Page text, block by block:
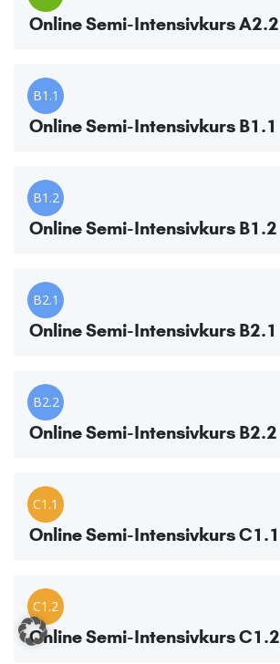
Online Semi-Intensivkurs A2.2
B1.1
Online Semi-Intensivkurs B1.1
B1.2
Online Semi-Intensivkurs B1.2
B2.1
Online Semi-Intensivkurs B2.1
B2.2
Online Semi-Intensivkurs B2.2
C1.1
Online Semi-Intensivkurs C1.1
C1.2
Online Semi-Intensivkurs C1.2